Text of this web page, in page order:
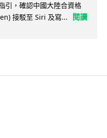
引，確認中國大陸合資格
接駁至 Siri 及寫...
閱讀